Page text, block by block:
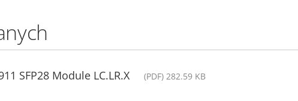
SFP28 Module LC.LR.X (PDF) 282.59 KB